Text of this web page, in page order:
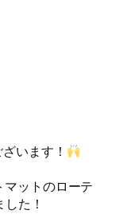
います！
ットのローテ
た！